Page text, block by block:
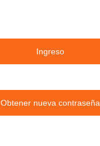
Ingreso
Obtener nueva contraseña